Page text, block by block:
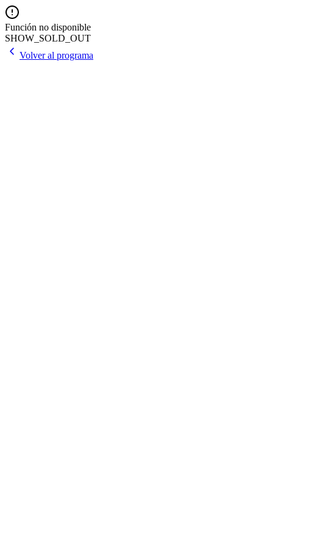
Función no disponible
SHOW_SOLD_OUT
Volver al programa